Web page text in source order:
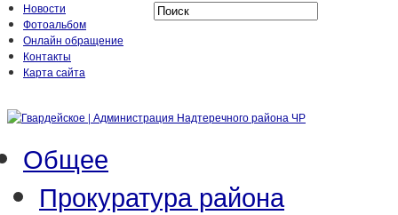
Новости
Фотоальбом
Онлайн обращение
Контакты
Карта сайта
Общее
Прокуратура района